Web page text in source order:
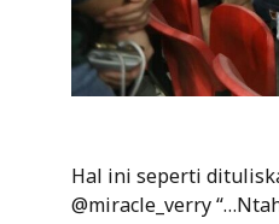
Hal ini seperti
@miracle_verry